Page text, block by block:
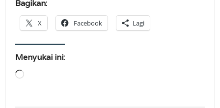
Bagikan:
X Facebook Lagi
Menyukai ini:
Memuat...